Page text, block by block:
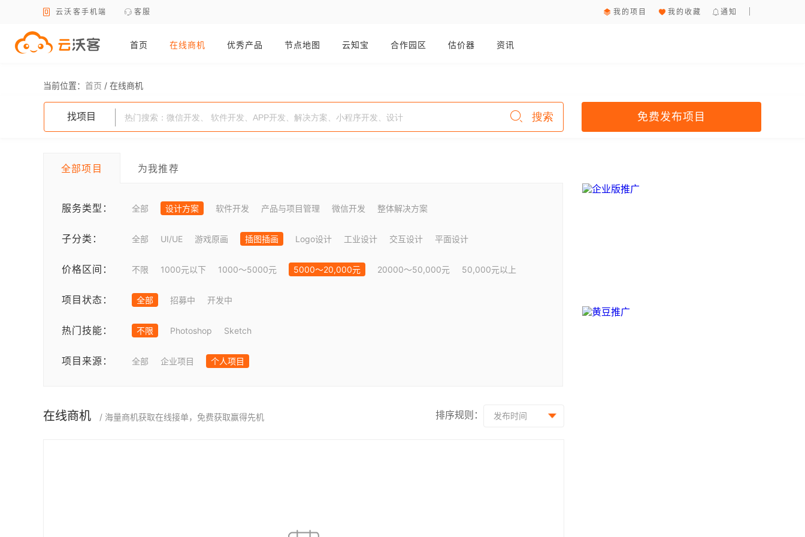
云沃客手机端 客服 我的项目 我的收藏 通知
首页 在线商机 优秀产品 节点地图 云知宝 合作园区 估价器 资讯
当前位置： 首页 / 在线商机
找项目 搜索 免费发布项目
全部项目 为我推荐
服务类型： 全部 设计方案 软件开发 产品与项目管理 微信开发 整体解决方案
子分类： 全部 UI/UE 游戏原画 插图插画 Logo设计 工业设计 交互设计 平面设计
价格区间： 不限 1000元以下 1000～5000元 5000～20,000元 20000～50,000元 50,000元以上
项目状态： 全部 招募中 开发中
热门技能： 不限 Photoshop Sketch
项目来源： 全部 企业项目 个人项目
在线商机 / 海量商机获取在线接单，免费获取赢得先机 排序规则： 发布时间